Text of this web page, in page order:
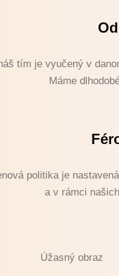
tím je vyučený v
Máme
politika je
a v rámci